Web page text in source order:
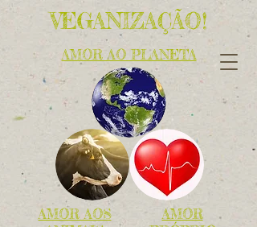
VEGANIZAÇÃO!
AMOR AO PLANETA
AMOR AOS
AMOR